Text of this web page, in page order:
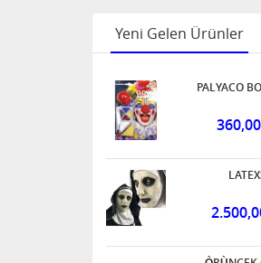
Yeni Gelen Ürünler
PALYACO
360,00